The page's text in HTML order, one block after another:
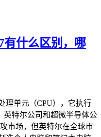
有什么区别，哪
理单元（CPU），它执行
英特尔公司和超微半导体公
市场，但英特尔在全球市